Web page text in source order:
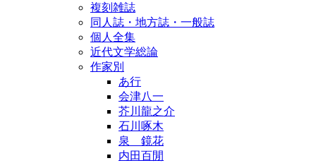
複刻雑誌
同人誌・地方誌・一般誌
個人全集
近代文学総論
作家別
あ行
会津八一
芥川龍之介
石川啄木
泉 鏡花
内田百閒